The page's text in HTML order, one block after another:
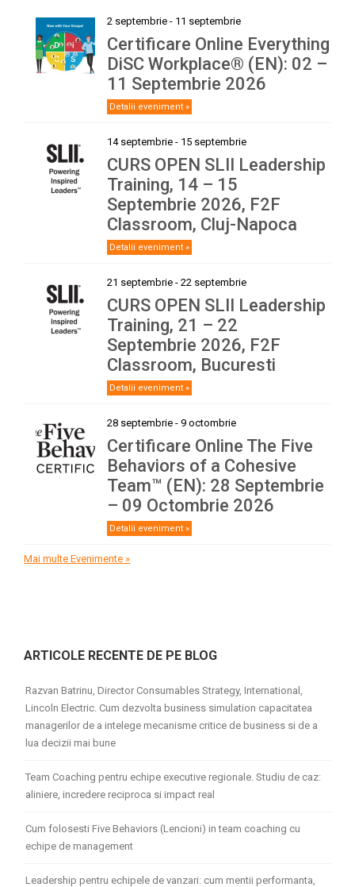
2 septembrie - 11 septembrie
Certificare Online Everything
DiSC Workplace® (EN): 02 –
11 Septembrie 2026
Detalii eveniment »
14 septembrie - 15 septembrie
CURS OPEN SLII Leadership
Training, 14 – 15
Septembrie 2026, F2F
Classroom, Cluj-Napoca
Detalii eveniment »
21 septembrie -22 septembrie
CURS OPEN SLII Leadership
Training, 21 – 22
Septembrie 2026, F2F
Classroom, Bucuresti
Detalii eveniment »
28 septembrie -9 octombrie
Certificare Online The Five
Behaviors of a Cohesive
Team™ (EN): 28 Septembrie
– 09 Octombrie 2026
Detalii eveniment »
Mai multe Evenimente »
ARTICOLE RECENTE DE PE BLOG
Razvan Batrinu, Director Consumables Strategy, International,
Lincoln Electric. Cum dezvolta business simulation capacitatea
managerilor de a intelege mecanisme critice de business si de a
lua decizii mai bune
Team Coaching pentru echipe executive regionale. Studiu de caz:
aliniere, incredere reciproca si impact real
Cum folosesti Five Behaviors (Lencioni) in team coaching cu
echipe de management
Leadership pentru echipele de vanzari: cum mentii performanta,